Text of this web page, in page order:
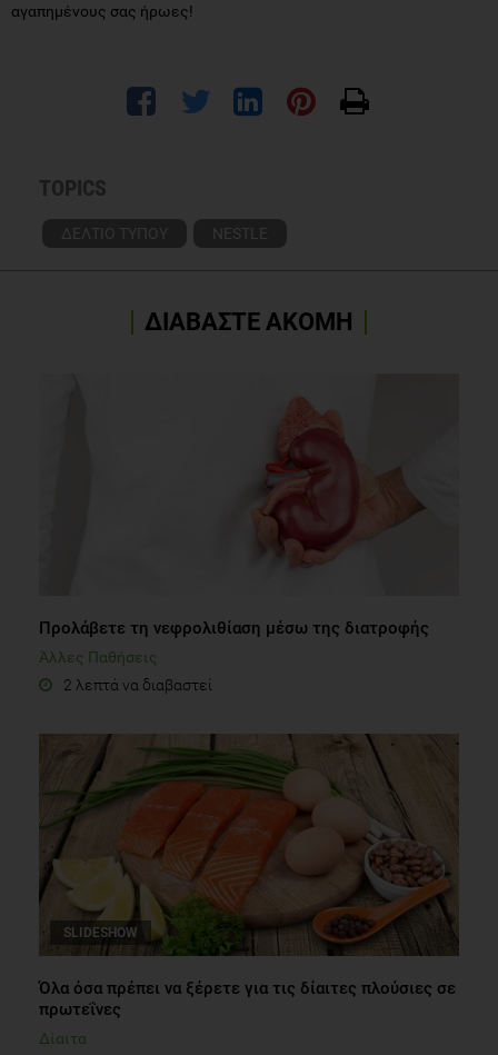
αγαπημένους σας ήρωες!
TOPICS
ΔΕΛΤΙΟ ΤΥΠΟΥ NESTLE
ΔΙΑΒΑΣΤΕ ΑΚΟΜΗ
Προλάβετε τη νεφρολιθίαση μέσω της διατροφής
Άλλες Παθήσεις
2 λεπτά να διαβαστεί
SLIDESHOW
Όλα όσα πρέπει να ξέρετε για τις δίαιτες πλούσιες σε
πρωτεΐνες
Δίαιτα